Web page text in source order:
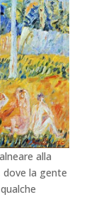
alla
dove la gente